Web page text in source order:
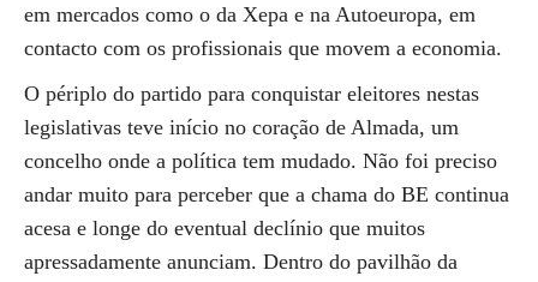
em mercados como o da Xepa e na Autoeuropa, em
contacto com os profissionais que movem a economia.
O périplo do partido para conquistar eleitores nestas
legislativas teve início no coração de Almada, um
concelho onde a política tem mudado. Não foi preciso
andar muito para perceber que a chama do BE continua
acesa e longe do eventual declínio que muitos
apressadamente anunciam. Dentro do pavilhão da